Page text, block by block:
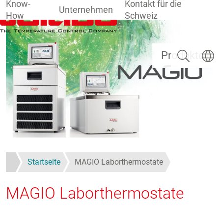
Direkt zum Inhalt
Produkte
Know-
How
Unternehmen
Kontakt für die
Schweiz
Suchen
Startseite MAGIO Laborthermostate
MAGIO Laborthermostate